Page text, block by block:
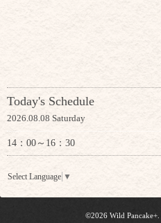
Today's Schedule
2026.08.08 Saturday
14：00～16：30
Select Language ▼
©2026 Wild Pancake+.